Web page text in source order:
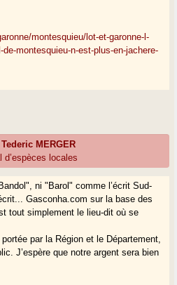
montesquieu/lot-et-garonne-l-
montesquieu-n-est-plus-en-jachere-
Tederic MERGER
d’espèces locales
ni "Barol" comme l’écrit Sud-
Gasconha.com sur la base des
tout simplement le lieu-dit où se
par la Région et le Département,
J’espère que notre argent sera bien